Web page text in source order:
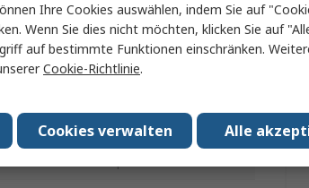
Schwarz
IP30, IP40
Verzinkt
Ihre Cookies auswählen, indem Sie auf
Wenn Sie dies nicht möchten, klicken Sie auf
auf bestimmte Funktionen einschränken.
Cookie-Richtlinie.
Alle
Cookies verwalten